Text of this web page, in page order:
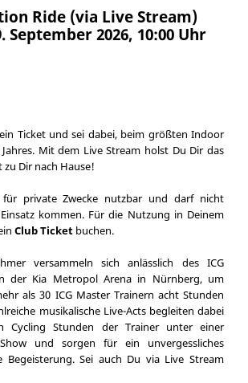
Ride (via Live Stream)
September 2026, 10:00 Uhr
Ticket und sei dabei, beim größten Indoor
Mit dem Live Stream holst Du Dir das
Dir nach Hause!
private Zwecke nutzbar und darf nicht
kommen. Für die Nutzung in Deinem
Club Ticket buchen.
versammeln sich anlässlich des ICG
der Kia Metropol Arena in Nürnberg, um
als 30 ICG Master Trainern acht Stunden
musikalische Live-Acts begleiten dabei
Cycling Stunden der Trainer unter einer
und sorgen für ein unvergessliches
Begeisterung. Sei auch Du via Live Stream